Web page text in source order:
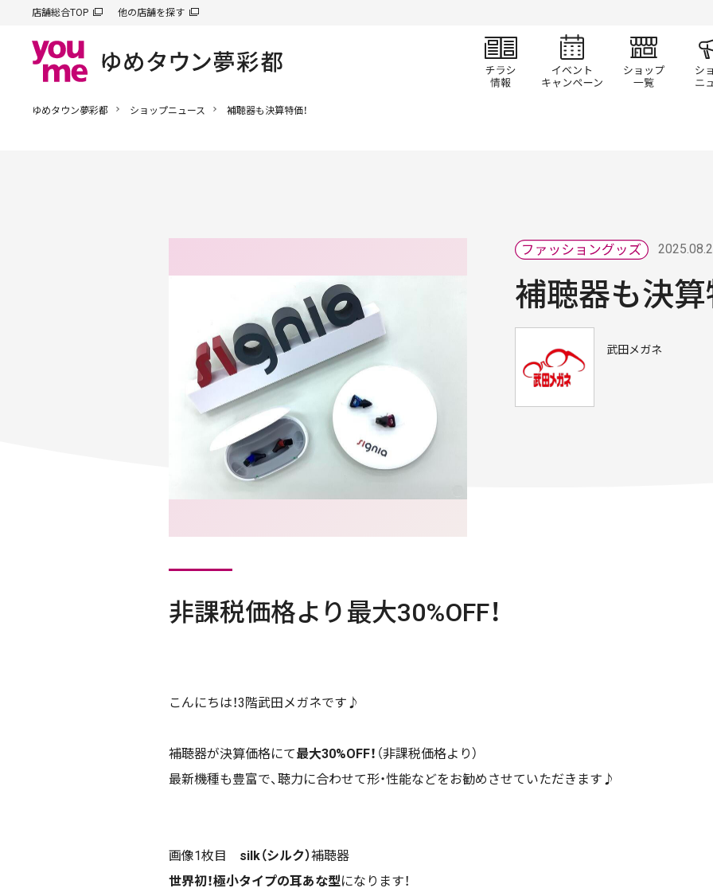
店舗総合TOP 他の店舗を探す
チラシ情報 イベント/キャン
ショ
ゆめタウン夢彩都 ショップニュース 補聴器も決算特価！
補聴器も決算
武田メガネ
非課税価格より最大30%OFF！
こんにちは！3階武田メガネです♪
補聴器が決算価格にて最大30%OFF！ （非課税価格より）
最新機種も豊富で、聴力に合わせて形・性能などをお勧めさせていただきます♪
画像1枚目 silk（シルク）補聴器
世界初！極小タイプの耳あな型になります！